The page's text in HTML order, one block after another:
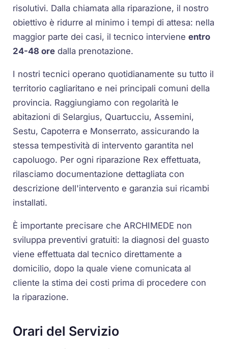
risolutivi. Dalla chiamata alla riparazione, il nostro
obiettivo è ridurre al minimo i tempi di attesa: nella
maggior parte dei casi, il tecnico intervieneentro
24-48 ore dalla prenotazione.
I nostri tecnici operano quotidianamente su tutto il
territorio cagliaritano e nei principali comuni della
provincia. Raggiungiamo con regolarità le
abitazioni di Selargius, Quartucciu, Assemini,
Sestu, Capoterra e Monserrato, assicurando la
stessa tempestività di intervento garantita nel
capoluogo. Per ogni riparazione Rex effettuata,
rilasciamo documentazione dettagliata con
descrizione dell'intervento e garanzia sui ricambi
installati.
È importante precisare che ARCHIMEDE non
sviluppa preventivi gratuiti: la diagnosi del guasto
viene effettuata dal tecnico direttamente a
domicilio, dopo la quale viene comunicata al
cliente la stima dei costi prima di procedere con
la riparazione.
Orari del Servizio